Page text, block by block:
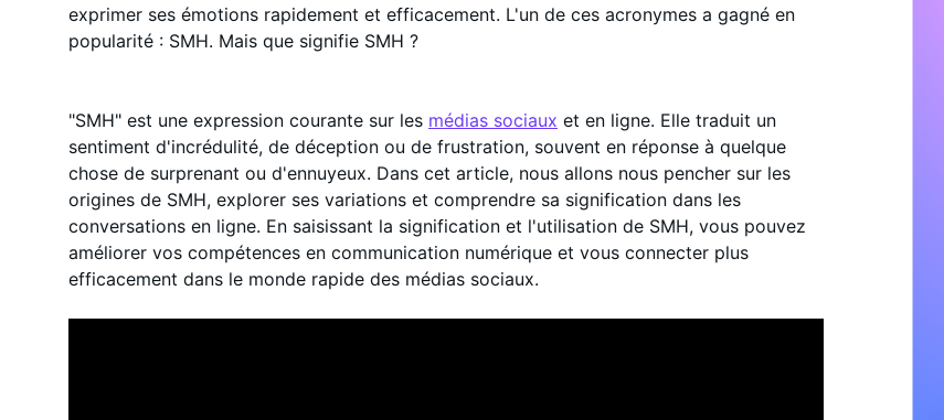
exprimer ses émotions rapidement et efficacement. L'un de ces acronymes a gagné en
popularité : SMH. Mais que signifie SMH ?
"SMH" est une expression courante sur les médias sociaux et en ligne. Elle traduit un
sentiment d'incrédulité, de déception ou de frustration, souvent en réponse à quelque
chose de surprenant ou d'ennuyeux. Dans cet article, nous allons nous pencher sur les
origines de SMH, explorer ses variations et comprendre sa signification dans les
conversations en ligne. En saisissant la signification et l'utilisation de SMH, vous pouvez
améliorer vos compétences en communication numérique et vous connecter plus
efficacement dans le monde rapide des médias sociaux.